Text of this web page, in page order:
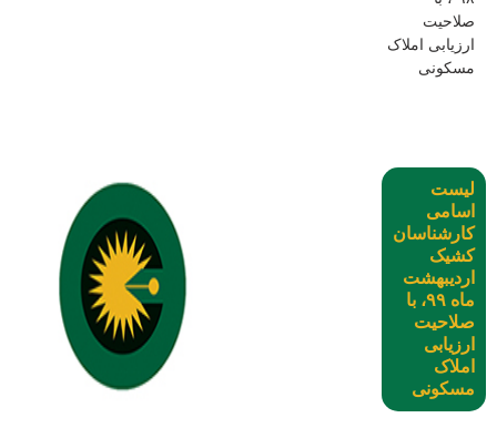
صلاحیت
ارزیابی املاک
مسکونی
لیست
اسامی
کارشناسان
کشیک
اردیبهشت
ماه ۹۹، با
صلاحیت
ارزیابی
املاک
مسکونی